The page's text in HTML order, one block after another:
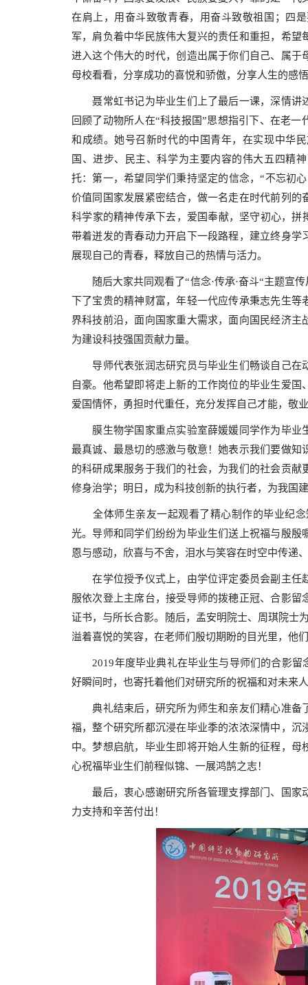
在肩上，用奋斗致敬青春，用奋斗致敬祖国；四
军，肩负着中华民族伟大复兴的责任和重担，希
进入这个伟大的时代，创造出属于你们自己、属
母校看看，分享成功的喜悦和骄傲，分享人生的感
聂常虹书记为毕业生们上了最后一课，深情
回顾了动物所人在“科技报国”思想指引下、在老
和成绩。她号召新时代的中国青年，在实现中华
国、进步、民主、科学为主要内容的伟大五四精
托：第一，希望同学们秉持坚定的信念，“不忘初
价值同国家发展紧密结合，做一名走在时代前列
科学家的精神传承下去，爱国奉献，坚守初心，
带着迸发的青春动力开启下一段路程，建立终身
展现自己的青春，释放自己的热情与活力。
随后大家共同观看了“信念·传承·奋斗“主题宣传
下了宝贵的精神财富，年轻一代应传承秉志先生
界科技前沿，面向国家重大需求，面向国民经济
为建设科技强国贡献力量。
导师代表张润志研究员与毕业生们畅谈自己
自豪。他希望即将走上新的工作岗位的毕业生爱
爱国情怀，勇担时代重任，充分发挥自己才能，敬
膜生物学国家重点实验室薛媛媛同学作为毕
最真诚、最恳切的感激与敬意！她表示我们要做
的科研成果服务于我们的社会，为我们的社会贡
修身治学；明日，成为科技创新的执行者，为我国
全体师生亲友一起观看了精心制作的毕业纪
光。导师和同学们纷纷为毕业生们送上祝福与殷
恩与感动，欣喜与不舍，泪水与笑容在时空中传递
在学位授予仪式上，由学位评定委员会副主
服依次登上主席台，接受导师的拨穂正冠、合影
证书，与所长合影。随后，孟安明院士、周琪院士
溢着喜悦的笑容，在老师们殷切期盼的目光里，他
2019年度毕业典礼在毕业生与导师们的合影
好瞬间时，也寄托着他们对研究所的祝福和对未来
典礼结束后，研究所为师生和亲友们精心准
福，整个研究所都沉浸在毕业季的浓浓深情中，
中。梦想启航，毕业生即将开始人生新的征程，
心祝福毕业生们前程似锦、一展鸿鹄之志！
最后，衷心感谢研究所各管理支撑部门、国家
力支持和辛苦付出！